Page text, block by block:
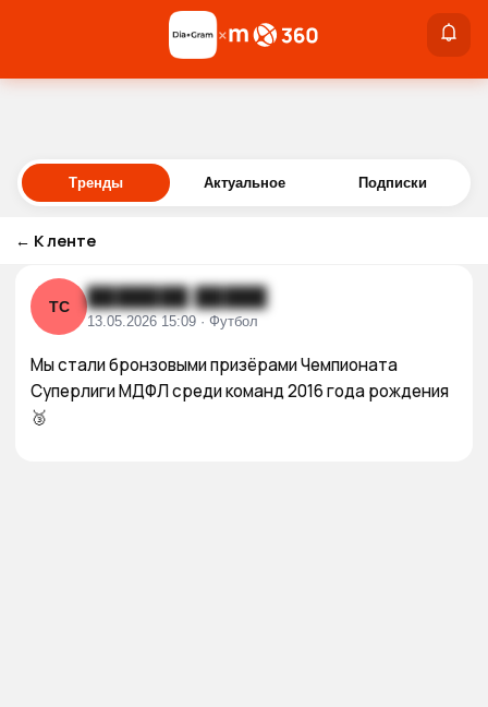
Войти
×
Тренды Актуальное Подписки
← К ленте
ТС ███████ █████
13.05.2026 15:09 · Футбол
Мы стали бронзовыми призёрами Чемпионата
Суперлиги МДФЛ среди команд 2016 года рождения
🥉